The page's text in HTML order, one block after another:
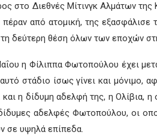
στο Διεθνές Μίτινγκ Αλμάτων
πέραν από ατομική, της
δεύτερη θέση όλων των εποχών
η Φίλιππα Φωτοπούλου έχει
στάδιο ίσως γίνει και
και η δίδυμη αδελφή της, η Ολίβια,
αδελφές Φωτοπούλου, οι
σε υψηλά επίπεδα.